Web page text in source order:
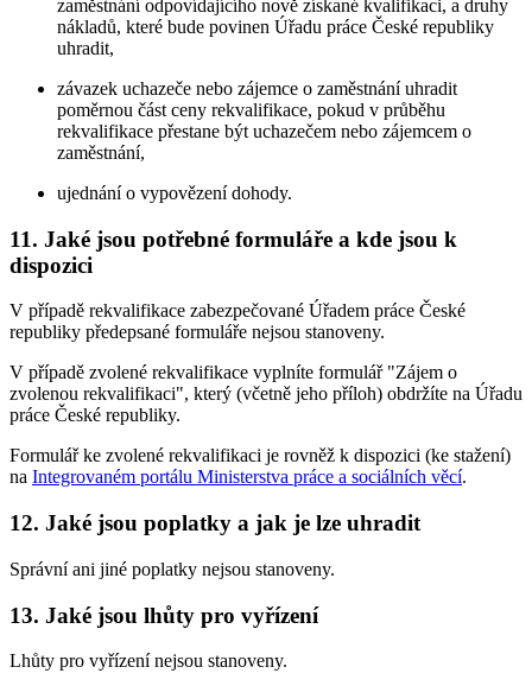
zaměstnání odpovídajícího nově získané kvalifikaci, a druhy
nákladů, které bude povinen Úřadu práce České republiky
uhradit,
závazek uchazeče nebo zájemce o zaměstnání uhradit
poměrnou část ceny rekvalifikace, pokud v průběhu
rekvalifikace přestane být uchazečem nebo zájemcem o
zaměstnání,
ujednání o vypovězení dohody.
11. Jaké jsou potřebné formuláře a kde jsou k
dispozici
V případě rekvalifikace zabezpečované Úřadem práce České
republiky předepsané formuláře nejsou stanoveny.
V případě zvolené rekvalifikace vyplníte formulář "Zájem o
zvolenou rekvalifikaci", který (včetně jeho příloh) obdržíte na Úřadu
práce České republiky.
Formulář ke zvolené rekvalifikaci je rovněž k dispozici (ke stažení)
na Integrovaném portálu Ministerstva práce a sociálních věcí.
12. Jaké jsou poplatky a jak je lze uhradit
Správní ani jiné poplatky nejsou stanoveny.
13. Jaké jsou lhůty pro vyřízení
Lhůty pro vyřízení nejsou stanoveny.